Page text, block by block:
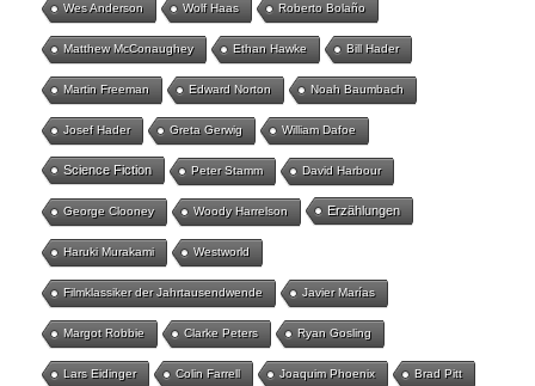
Wes Anderson Wolf Haas Roberto Bolaño
Matthew McConaughey Ethan Hawke Bill Hader
Martin Freeman Edward Norton Noah Baumbach
Josef Hader Greta Gerwig William Dafoe
Science Fiction Peter Stamm David Harbour
George Clooney Woody Harrelson Erzählungen
Haruki Murakami Westworld
Filmklassiker der Jahrtausendwende Javier Marías
Margot Robbie Clarke Peters Ryan Gosling
Lars Eidinger Colin Farrell Joaquim Phoenix Brad Pitt